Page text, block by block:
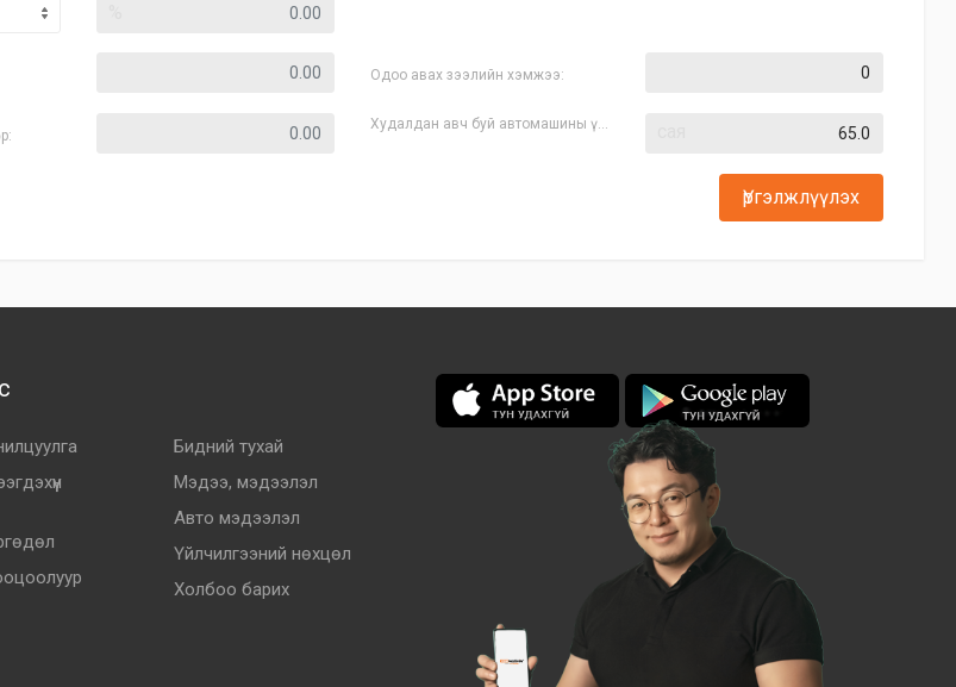
Одоо авах зээлийн хэмжээ:
Худалдан авч буй автомашины үнэ:
Үргэлжлүүлэх
Бидний тухай
Мэдээ, мэдээлэл
Авто мэдээлэл
Үйлчилгээний нөхцөл
Холбоо барих